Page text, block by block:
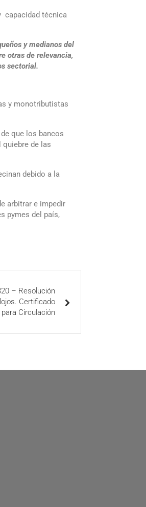
capacidad técnica
y medianos del
otras de relevancia,
sectorial.
y monotributistas
que los bancos
de las
debido a la
arbitrar e impedir
pymes del país,
– Resolución
Certificado
Circulación